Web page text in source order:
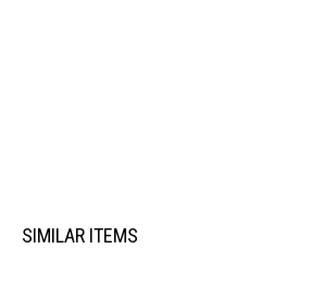
SIMILAR ITEMS